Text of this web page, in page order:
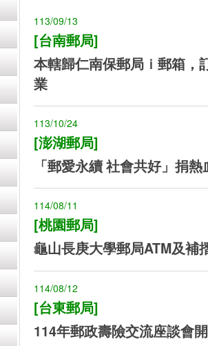
113/09/13
[台南郵局]
本轄歸仁南保郵局ｉ郵箱，
業
113/10/24
[澎湖郵局]
「郵愛永續 社會共好」捐
114/08/11
[桃園郵局]
龜山長庚大學郵局ATM及補
114/08/12
[台東郵局]
114年郵政壽險交流座談會